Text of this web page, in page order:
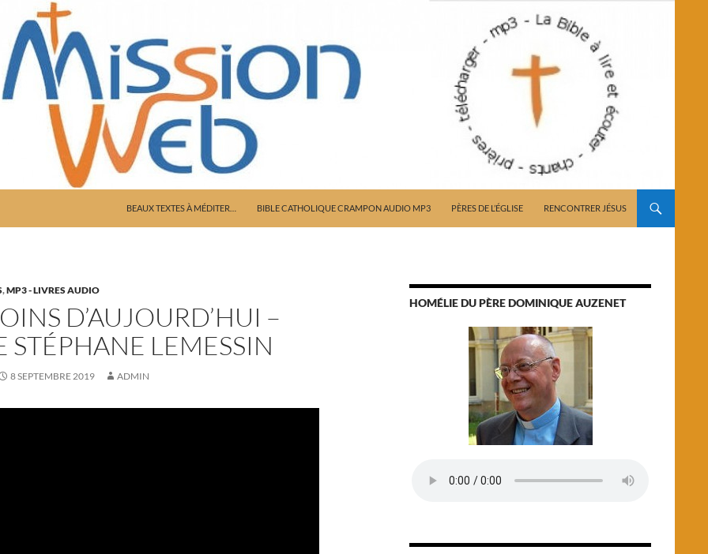
BEAUX TEXTES À MÉDITER…
BIBLE CATHOLIQUE CRAMPON AUDIO MP3 PÈRES DE L’ÉGLISE RENCONTRER JÉSUS
,MP3 - LIVRES AUDIO
D’AUJOURD’HUI –
STÉPHANE LEMESSIN
8 SEPTEMBRE 2019 ADMIN
HOMÉLIE DU PÈRE DOMINIQUE AUZENET